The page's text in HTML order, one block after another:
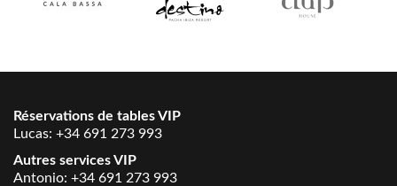
Réservations de tables VIP
Lucas: +34 691 273 993
Autres services VIP
Antonio: +34 691 273 993